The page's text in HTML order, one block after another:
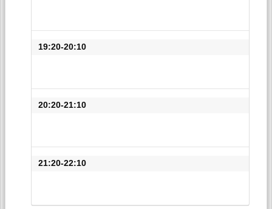
19:20-20:10
20:20-21:10
21:20-22:10